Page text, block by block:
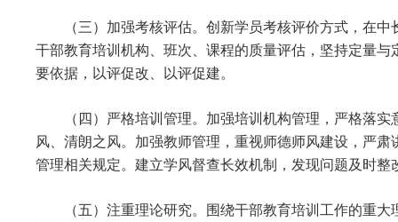
（三）加强考核评估。创新学员考核评价方式，在
干部教育培训机构、班次、课程的质量评估，坚持定量
要依据，以评促改、以评促建。
（四）严格培训管理。加强培训机构管理，严格落
风、清朗之风。加强教师管理，重视师德师风建设，严
管理相关规定。建立学风督查长效机制，发现问题及时
（五）注重理论研究。围绕干部教育培训工作的重